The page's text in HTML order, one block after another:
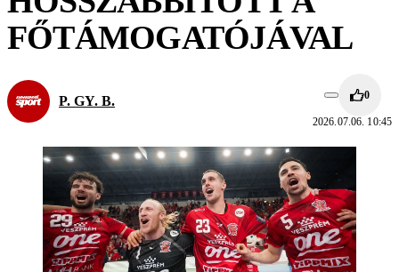
FŐTÁMOGATÓJÁVAL
P. GY. B. 0
2026.07.06. 10:45